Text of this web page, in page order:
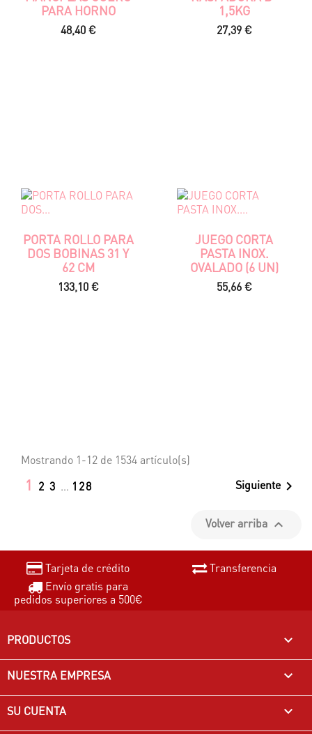
PARA HORNO
Precio
48,40 €
1,5KG
Precio
27,39 €
PORTA ROLLO PARA
DOS BOBINAS 31 Y
62 CM
Precio
133,10 €
JUEGO CORTA
PASTA INOX.
OVALADO (6 UN)
Precio
55,66 €
Mostrando 1-12 de 1534 artículo(s)
1 2 3 … 128 Siguiente
Volver arriba 
Tarjeta de crédito
Transferencia
Envío gratis para
pedidos superiores a 500€
PRODUCTOS 
NUESTRA EMPRESA 
SU CUENTA 